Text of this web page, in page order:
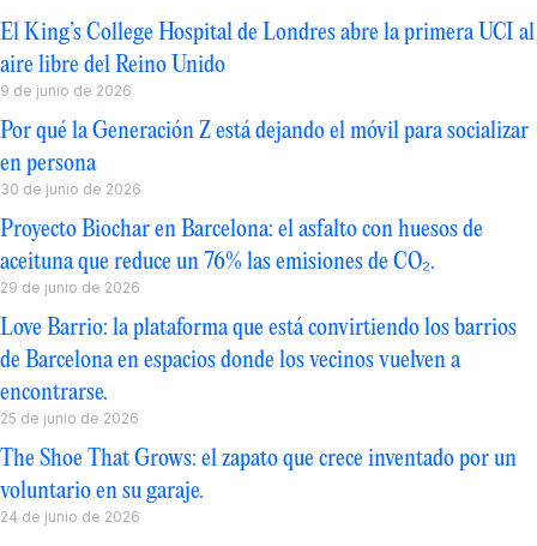
El King’s College Hospital de Londres abre la primera UCI al
aire libre del Reino Unido
9 de junio de 2026
Por qué la Generación Z está dejando el móvil para socializar
en persona
30 de junio de 2026
Proyecto Biochar en Barcelona: el asfalto con huesos de
aceituna que reduce un 76% las emisiones de CO₂.
29 de junio de 2026
Love Barrio: la plataforma que está convirtiendo los barrios
de Barcelona en espacios donde los vecinos vuelven a
encontrarse.
25 de junio de 2026
The Shoe That Grows: el zapato que crece inventado por un
voluntario en su garaje.
24 de junio de 2026